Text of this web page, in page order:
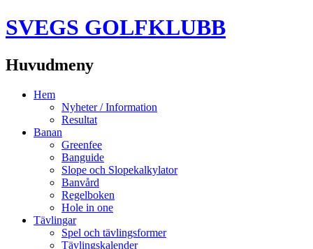
SVEGS GOLFKLUBB
Huvudmeny
HoppaHem
Nyheter / Information
Resultat
Banan
Greenfee
Banguide
Slope och Slopekalkylator
Banvård
Regelboken
Hole in one
Tävlingar
Spel och tävlingsformer
Tävlingskalender